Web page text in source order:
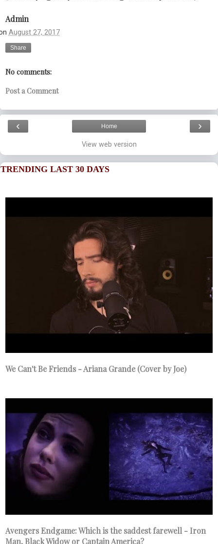
Admin
August 27, 2017
Share
No comments:
Post a Comment
‹ ›
Home
View web version
TRENDING LAST 30 DAYS
We Can't Be Friends - Ariana Grande (Cover by Joe)
Avengers Endgame: Which is the saddest farewell - Iron
Man, Black Widow or Captain America?